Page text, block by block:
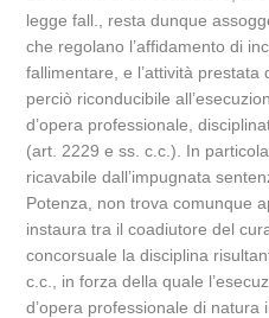
legge fall., resta dunque
che regolano l’affidamento di
fallimentare, e l’attività
perciò riconducibile
d’opera professionale,
(art. 2229 e ss. c.c.). In
ricavabile dall’impugnata
Potenza, non trova comunque
instaura tra il coadiutore del
concorsuale la disciplina
c.c., in forza della quale
d’opera professionale di